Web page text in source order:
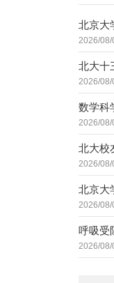
北京大
2026/08/
北大十
2026/08/
数学科
2026/08/
北大校
2026/08/
北京大
2026/08/
呼吸受
2026/08/